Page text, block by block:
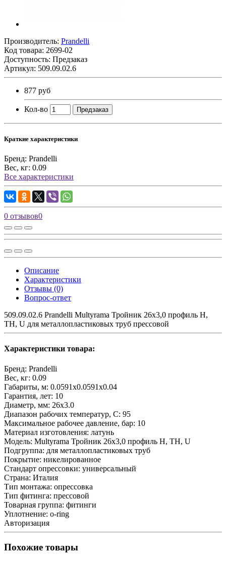
Производитель: Prandelli
Код товара: 2699-02
Доступность: Предзаказ
Артикул: 509.09.02.6
877 руб
Кол-во Предзаказ
Краткие характеристики
Бренд: Prandelli
Вес, кг: 0.09
Все характеристики
0 отзывов0
Описание
Характеристики
Отзывы (0)
Вопрос-ответ
509.09.02.6 Prandelli Multyrama Тройник 26х3,0 профиль H,
TH, U для металлопластиковых труб прессовой
Характеристики товара:
Бренд: Prandelli
Вес, кг: 0.09
Габариты, м: 0.0591x0.0591x0.04
Гарантия, лет: 10
Диаметр, мм: 26х3.0
Диапазон рабочих температур, С: 95
Максимальное рабочее давление, бар: 10
Материал изготовления: латунь
Модель: Multyrama Тройник 26х3,0 профиль H, TH, U
Подгруппа: для металлопластиковых труб
Покрытие: никелированное
Стандарт опрессовки: универсальный
Страна: Италия
Тип монтажа: опрессовка
Тип фитинга: прессовой
Товарная группа: фитинги
Уплотнение: o-ring
Авторизация
Похожие товары